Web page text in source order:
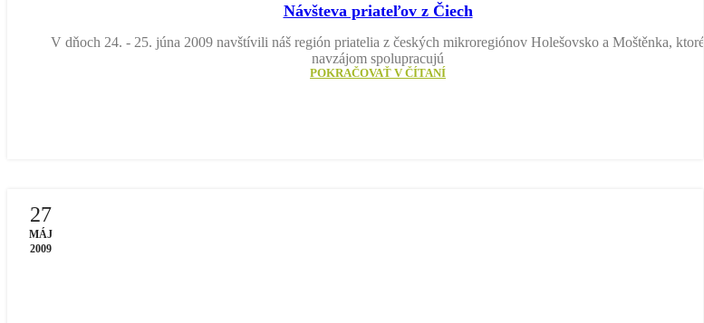
Návšteva priateľov z Čiech
V dňoch 24. - 25. júna 2009 navštívili náš región priatelia z českých mikroregiónov Holešovsko a Moštěnka, ktoré
navzájom spolupracujú
POKRAČOVAŤ V ČÍTANÍ
27
MÁJ
2009